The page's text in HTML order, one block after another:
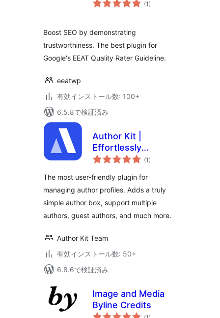
(1の)
Boost SEO by demonstrating
trustworthiness. The best plugin for
Google's EEAT Quality Rater Guideline.
eeatwp
有効インストール数: 100+
6.5.8で検証済み
Author Kit |
Effortlessly
Manage author
modern author bio
boxes to posts
(1 個
の)
The most user-friendly plugin for
managing author profiles. Adds a truly
simple author box, support multiple
authors, guest authors, and much more.
Author Kit Team
有効インストール数: 50+
6.8.6で検証済み
Image and Media
Byline Credits
個